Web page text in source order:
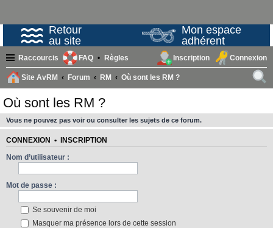
Retour
au site
Mon espace
adhérent
Raccourcis FAQ Règles Connexion
Inscription
Site AvRM Forum RM
Où sont les RM ?
her
Où sont les RM ?
Vous ne pouvez pas voir ou consulter les sujets de ce forum.
CONNEXION • INSCRIPTION
Nom d’utilisateur :
Mot de passe :
Se souvenir de moi
Masquer ma présence lors de cette session